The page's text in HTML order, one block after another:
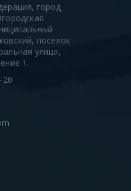
город
посёлок
улица,
1.
20